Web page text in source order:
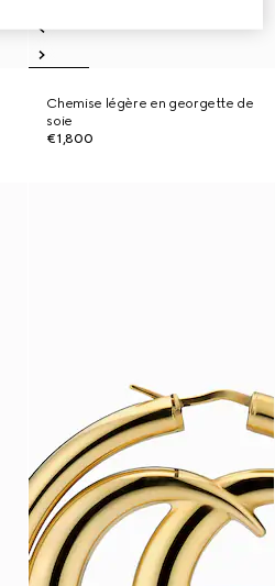
Chemise légère en georgette de
soie
€1,800